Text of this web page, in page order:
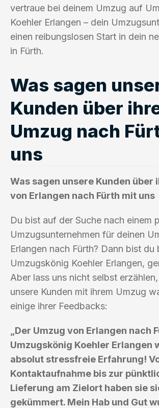
vertraue bei deinem Umzug auf
Koehler Erlangen – dein
einen reibungslosen Start in dein
in Fürth.
Was sagen
Kunden über
Umzug nach
uns
Was sagen unsere Kunden über
von Erlangen nach Fürth mit uns
Du bist auf der Suche nach einem
Umzugsunternehmen für deinen
Erlangen nach Fürth? Dann bist du
Umzugskönig Koehler Erlangen,
Aber lass uns nicht selbst
unsere Kunden mit ihrem Umzug
einige ihrer Feedbacks:
„Der Umzug von Erlangen nach
Umzugskönig Koehler Erlangen
absolut stressfreie Erfahrung!
Kontaktaufnahme bis zur
Lieferung am Zielort haben sie
gekümmert. Mein Hab und Gut